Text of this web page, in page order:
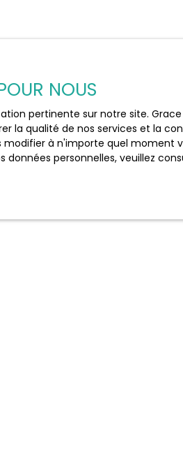
légales du site. L’utilisation du
NOUS
pertinente sur notre site.
qualité de nos services et la
à n'importe quel moment
personnelles, veuillez